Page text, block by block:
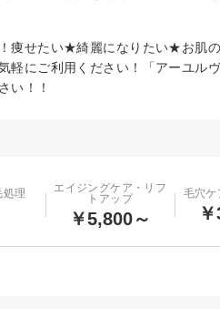
痩せたい★綺麗になりたい★お肌
軽にご利用ください！「アーユル
い！！
処理
エイジングケア・リフ
トアップ
￥5,800～
毛穴ケ